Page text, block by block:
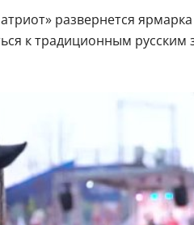
развернется
к традиционным